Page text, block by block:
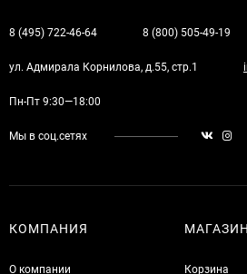
8 (495) 722-46-64 8 (800) 505-49-19
ул. Адмирала Корнилова, д.55, стр.1
Пн-Пт 9:30—18:00
Мы в соц.сетях
КОМПАНИЯ
О компании
МАГАЗИН
Корзина